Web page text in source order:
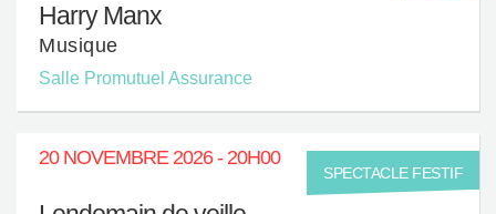
Harry Manx
Musique
Salle Promutuel Assurance
20 NOVEMBRE 2026 - 20H00
SPECTACLE FESTIF